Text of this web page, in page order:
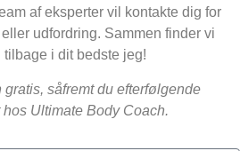
af eksperter vil kontakte dig for
udfordring. Sammen finder vi
i dit bedste jeg!
såfremt du efterfølgende
Ultimate Body Coach.